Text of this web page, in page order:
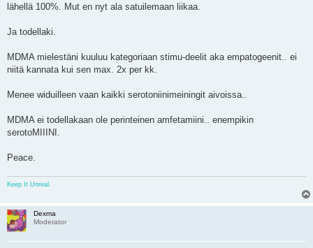
lähellä 100%. Mut en nyt ala satuilemaan liikaa.
Ja todellaki.
MDMA mielestäni kuuluu kategoriaan stimu-deelit aka empatogeenit.. ei
niitä kannata kui sen max. 2x per kk.
Menee widuilleen vaan kaikki serotoniinimeiningit aivoissa..
MDMA ei todellakaan ole perinteinen amfetamiini.. enempikin
serotoMIIINI.
Peace.
Keep It Unreal.
Dexma
Moderator